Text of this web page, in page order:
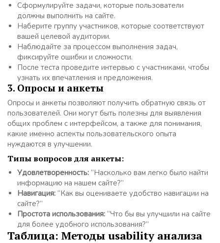
Сформулируйте задачи, которые пользователи
должны выполнить на сайте.
Наберите группу участников, которые соответствуют
вашей целевой аудитории.
Наблюдайте за процессом выполнения задач,
фиксируйте ошибки и сложности.
После теста проведите интервью с участниками, чтобы
узнать их впечатления и предложения.
3. Опросы и анкеты
Опросы и анкеты позволяют получить обратную связь от
пользователей. Они могут быть полезны для выявления
общих проблем с интерфейсом, а также для понимания,
какие именно аспекты пользовательского опыта
нуждаются в улучшении.
Типы вопросов для анкеты:
Удовлетворенность: “Насколько вам легко было найти
информацию на нашем сайте?”
Навигация: “Как вы оцениваете удобство навигации на
сайте?”
Простота использования: “Что бы вы улучшили на сайте
для более удобного использования?”
Таблица: Методы usability анализа